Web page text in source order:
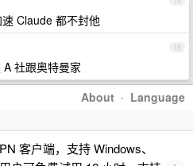
Claude 都不封他
15
社跟奥特曼家
About · Language
客户端，支持 Windows、